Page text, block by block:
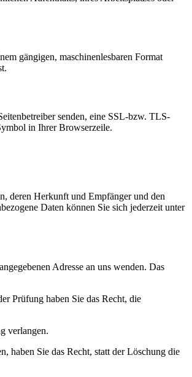
gängigen, maschinenlesbaren Format
senden, eine SSL-bzw. TLS-
in Ihrer Browserzeile.
deren Herkunft und Empfänger und den
Daten können Sie sich jederzeit unter
Adresse an uns wenden. Das
Prüfung haben Sie das Recht, die
verlangen.
haben Sie das Recht, statt der Löschung die